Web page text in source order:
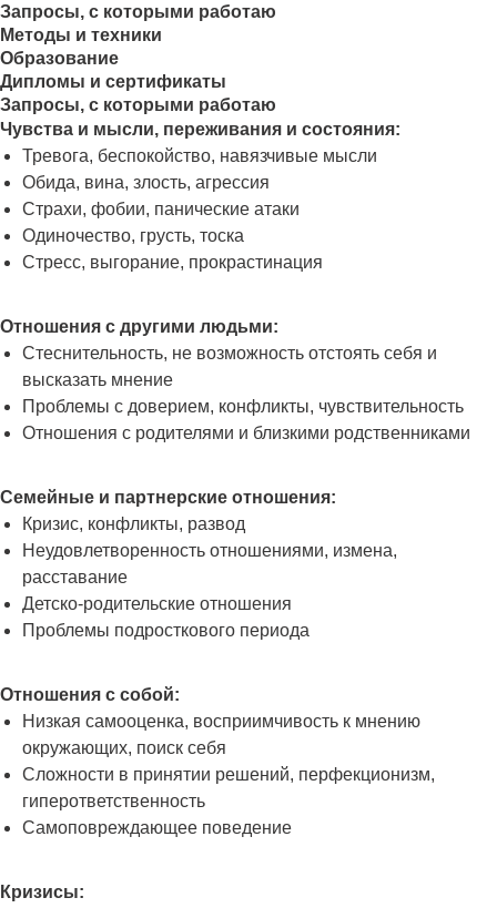
Запросы, с которыми работаю
Методы и техники
Образование
Дипломы и сертификаты
Запросы, с которыми работаю
Чувства и мысли, переживания и состояния:
Тревога, беспокойство, навязчивые мысли
Обида, вина, злость, агрессия
Страхи, фобии, панические атаки
Одиночество, грусть, тоска
Стресс, выгорание, прокрастинация
Отношения с другими людьми:
Стеснительность, не возможность отстоять себя и
высказать мнение
Проблемы с доверием, конфликты, чувствительность
Отношения с родителями и близкими родственниками
Семейные и партнерские отношения:
Кризис, конфликты, развод
Неудовлетворенность отношениями, измена,
расставание
Детско-родительские отношения
Проблемы подросткового периода
Отношения с собой:
Низкая самооценка, восприимчивость к мнению
окружающих, поиск себя
Сложности в принятии решений, перфекционизм,
гиперответственность
Самоповреждающее поведение
Кризисы: